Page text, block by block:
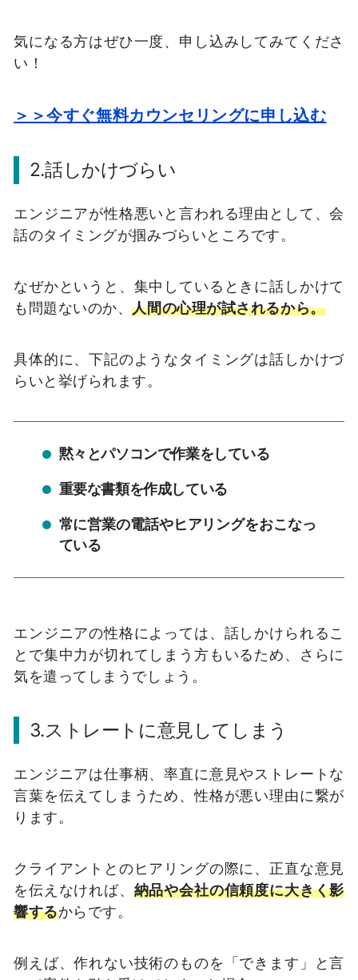
気になる方はぜひ一度、申し込みしてみてくださ
い！
＞＞今すぐ無料カウンセリングに申し込む
2.話しかけづらい
エンジニアが性格悪いと言われる理由として、会
話のタイミングが掴みづらいところです。
なぜかというと、集中しているときに話しかけて
も問題ないのか、人間の心理が試されるから。
具体的に、下記のようなタイミングは話しかけづ
らいと挙げられます。
黙々とパソコンで作業をしている
重要な書類を作成している
常に営業の電話やヒアリングをおこなっ
ている
エンジニアの性格によっては、話しかけられるこ
とで集中力が切れてしまう方もいるため、さらに
気を遣ってしまうでしょう。
3.ストレートに意見してしまう
エンジニアは仕事柄、率直に意見やストレートな
言葉を伝えてしまうため、性格が悪い理由に繋が
ります。
クライアントとのヒアリングの際に、正直な意見
を伝えなければ、 納品や会社の信頼度に大きく影
響するからです。
例えば、作れない技術のものを「できます」と言